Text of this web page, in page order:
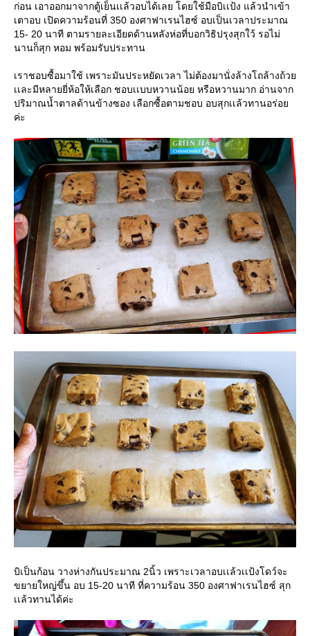
ก่อน เอาออกมาจากตู้เย็นเเล้วอบได้เลย โดยใช้มือบิเเป้ง แล้วนำเข้า
เตาอบ เปิดความร้อนที่ 350 องศาฟาเรนไฮซ์ อบเป็นเวลาประมาณ
15- 20 นาที ตามรายละเอียดด้านหลังห่อที่บอกวิธิปรุงสุกใว้ รอไม่
นานก็สุก หอม พร้อมรับประทาน
เราชอบซื้อมาใช้ เพราะมันประหยัดเวลา ไม่ต้องมานั่งล้างโถล้างถ้วย
เเละมีหลายยี่ห้อให้เลือก ชอบเเบบหวานน้อย หรือหวานมาก อ่านจาก
ปริมาณน้ำตาลด้านข้างซอง เลือกซื้อตามชอบ อบสุกเเล้วทานอร่อย
ค่ะ
บิเป็นก้อน วางห่างกันประมาณ 2นิ้ว เพราะเวลาอบเเล้วเเป้งโดว์จะ
ขยายใหญ่ขึ้น อบ 15-20 นาที ที่ความร้อน 350 องศาฟาเรนไฮซ์ สุก
เเล้วทานได้ค่ะ